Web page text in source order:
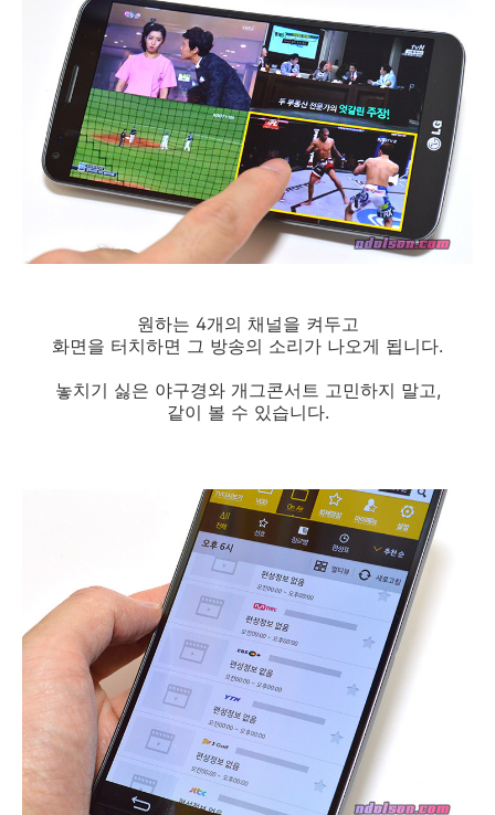
원하는 4개의 채널을 켜두고
화면을 터치하면 그 방송의 소리가 나오게 됩니다.
놓치기 싫은 야구경와 개그콘서트 고민하지 말고,
같이 볼 수 있습니다.